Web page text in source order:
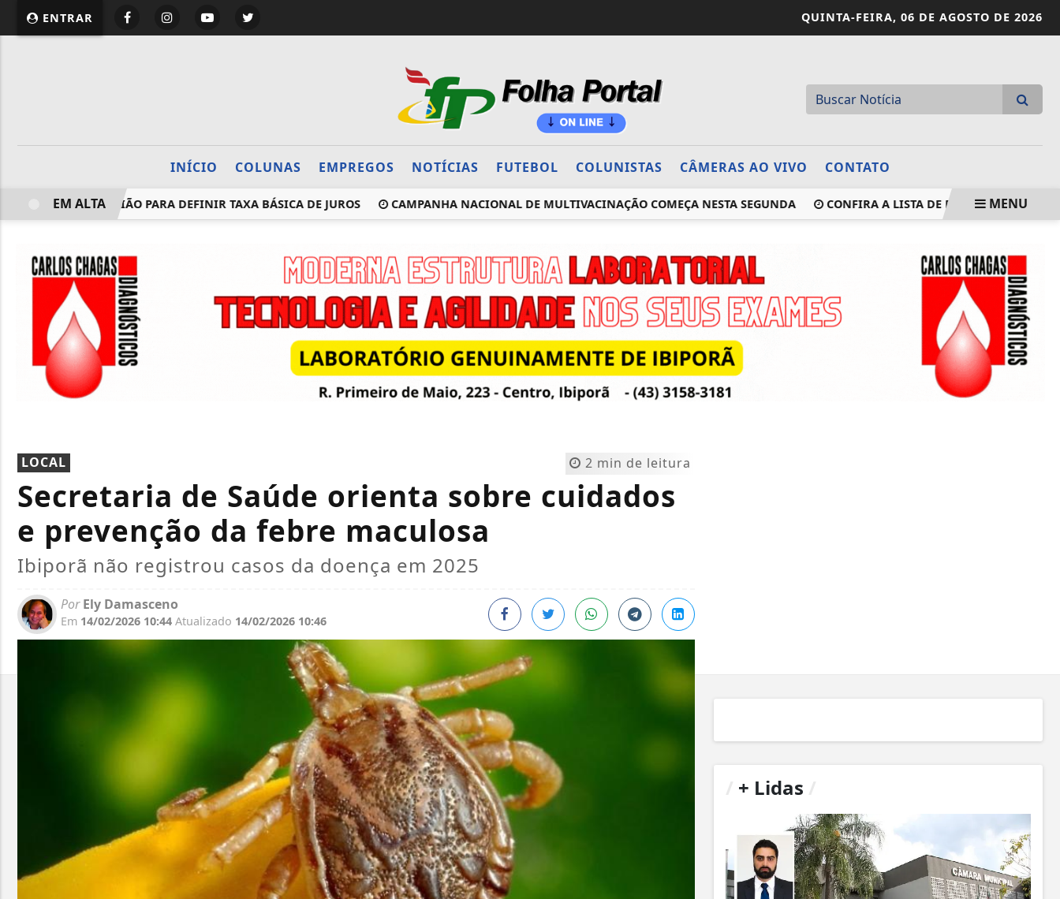
website page view counter
ENTRAR QUINTA-FEIRA, 06 DE AGOSTO DE 2026
INÍCIO COLUNAS EMPREGOS NOTÍCIAS FUTEBOL COLUNISTAS CÂMERAS AO VIVO CONTATO
TERÇA REUNIÃO PARA DEFINIR TAXA BÁSICA DE JUROS CAMPANHA NACIONAL DE MULTIVACINAÇÃO COMEÇA NESTA SEGUNDA CONFIRA A LISTA DE PRÉ-SELECIONADOS
EM ALTA MENU
2 min de leitura
LOCAL
Secretaria de Saúde orienta sobre cuidados
e prevenção da febre maculosa
Ibiporã não registrou casos da doença em 2025
PorEly Damasceno
Em 14/02/2026 10:44 Atualizado 14/02/2026 10:46
+ Lidas